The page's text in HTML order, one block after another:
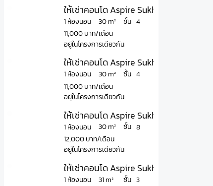
ให้เช่าคอนโด Aspire Sukhumvit –
1 ห้องนอน
11,000 บาท/เดือน
ชั้น
30 m² 4
อยู่ในโครงการเดียวกัน
ให้เช่าคอนโด Aspire Sukhumvit -
1 ห้องนอน
11,000 บาท/เดือน
ชั้น
30 m² 4
อยู่ในโครงการเดียวกัน
ให้เช่าคอนโด Aspire Sukhumvit –
1 ห้องนอน
12,000 บาท/เดือน
ชั้น
30 m² 8
อยู่ในโครงการเดียวกัน
ให้เช่าคอนโด Aspire Sukhumvit -
1 ห้องนอน
ชั้น
31 m² 3